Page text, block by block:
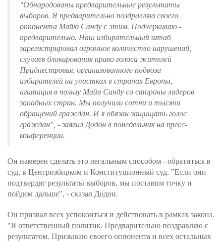
"Обнародованы предварительные результаты
выборов. Я предварительно поздравляю своего
оппонента Майю Санду с этим. Подчеркиваю -
предварительно. Наш избирательный штаб
зарегистрировал огромное количество нарушений,
случаев блокирования право голоса жителей
Приднестровья, организованного подвоза
избирателей на участках в странах Европы,
агитация в пользу Майи Санду со стороны лидеров
западных стран. Мы получили сотни и тысячи
обращений граждан. И я обязан защищать голос
граждан", - заявил Додон в понедельник на пресс-
конференции.
Он намерен сделать это легальным способом - обратиться в
суд, в Центризбирком и Конституционный суд. "Если они
подтвердят результаты выборов, мы поставим точку и
пойдем дальше", - сказал Додон.
Он призвал всех успокоиться и действовать в рамках закона.
"Я ответственный политик. Предварительно поздравляю с
результатом. Призываю своего оппонента и всех остальных